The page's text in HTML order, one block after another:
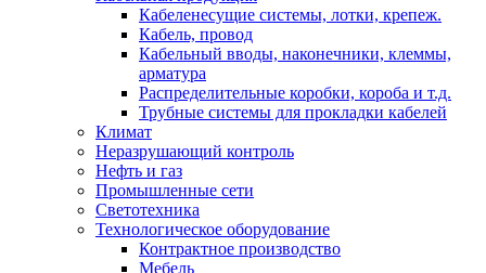
Кабеленесущие системы, лотки, крепеж.
Кабель, провод
Кабельный вводы, наконечники, клеммы,
арматура
Распределительные коробки, короба и т.д.
Трубные системы для прокладки кабелей
Климат
Неразрушающий контроль
Нефть и газ
Промышленные сети
Светотехника
Технологическое оборудование
Контрактное производство
Мебель